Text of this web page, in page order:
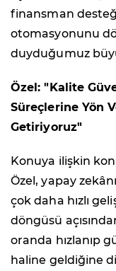
finansman
otomasyonunu
duyduğumuz
Özel: "Kalite
Süreçlerine Yön
Getiriyoruz"
Konuya ilişkin
Özel, yapay
çok daha hızlı
döngüsü
oranda hızlanıp
haline geldiğine